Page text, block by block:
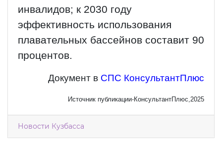
инвалидов; к 2030 году
эффективность использования
плавательных бассейнов составит 90
процентов.
Документ в СПС КонсультантПлюс
Источник публикации-КонсультантПлюс,2025
Новости Кузбасса